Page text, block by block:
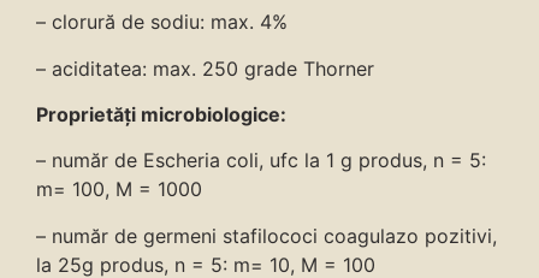
– clorură de sodiu: max. 4%
– aciditatea: max. 250 grade Thorner
Proprietăți microbiologice:
– număr de Escheria coli, ufc la 1 g produs, n = 5:
m= 100, M = 1000
– număr de germeni stafilococi coagulazo pozitivi,
la 25g produs, n = 5: m= 10, M = 100